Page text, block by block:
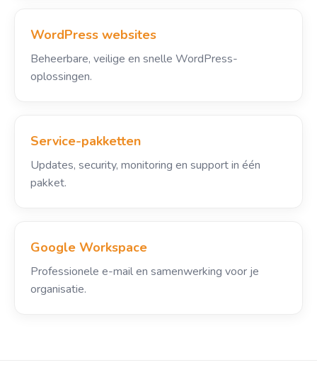
WordPress websites
Beheerbare, veilige en snelle WordPress-
oplossingen.
Service-pakketten
Updates, security, monitoring en support in één
pakket.
Google Workspace
Professionele e-mail en samenwerking voor je
organisatie.